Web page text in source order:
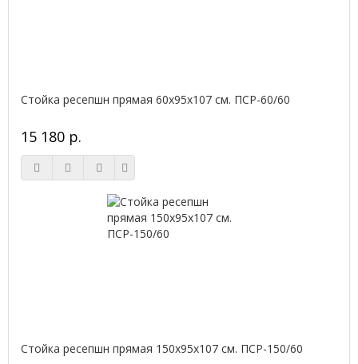
Стойка ресепшн прямая 60х95х107 см. ПСР-60/60
15 180 р.
Стойка ресепшн прямая 150х95х107 см. ПСР-150/60